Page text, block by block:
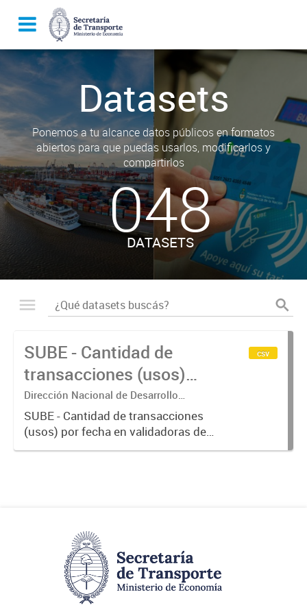
Datasets
Ponemos a tu alcance datos públicos en formatos
abiertos para que puedas usarlos, modificarlos y
compartirlos
048
DATASETS
SUBE - Cantidad de
transacciones (usos)
por fecha
Dirección Nacional de Desarrollo
Tecnológico - Ministerio de Transporte.
SUBE - Cantidad de transacciones
(usos) por fecha en validadoras de
la red SUBE.
csv